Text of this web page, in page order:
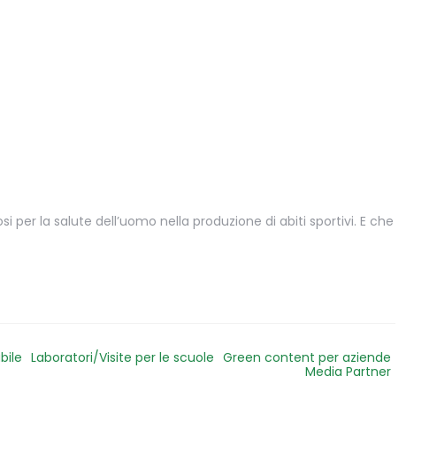
la salute dell’uomo nella produzione di abiti sportivi. E che
Laboratori/Visite per le scuole Green content per aziende
Media Partner